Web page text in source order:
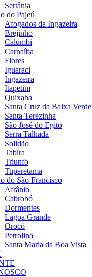
Sertânia
do Pajeú
Afogados da Ingazeira
Brejinho
Calumbi
Carnaíba
Flores
Iguaraci
Ingazeira
Itapetim
Quixaba
Santa Cruz da Baixa Verde
Santa Terezinha
São José do Egito
Serra Talhada
Solidão
Tabira
Triunfo
Tuparetama
do São Francisco
Afrânio
Cabrobó
Dormentes
Lagoa Grande
Orocó
Petrolina
Santa Maria da Boa Vista